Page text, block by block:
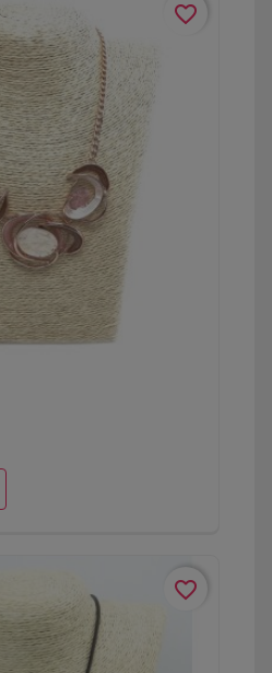
favorite_border
favorite_border